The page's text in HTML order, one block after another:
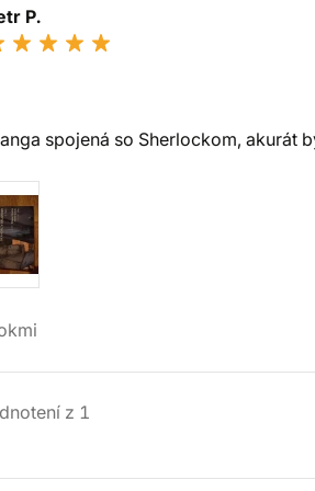
P.
spojená so Sherlockom, akurát
z 1